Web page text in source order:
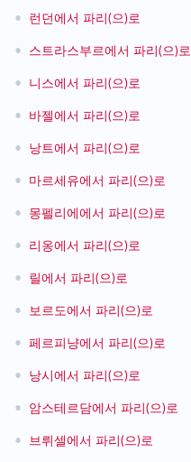
• 런던에서 파리(으)로
• 스트라스부르에서 파리(으)로
• 니스에서 파리(으)로
• 바젤에서 파리(으)로
• 낭트에서 파리(으)로
• 마르세유에서 파리(으)로
• 몽펠리에에서 파리(으)로
• 리옹에서 파리(으)로
• 릴에서 파리(으)로
• 보르도에서 파리(으)로
• 페르피냥에서 파리(으)로
• 낭시에서 파리(으)로
• 암스테르담에서 파리(으)로
• 브뤼셀에서 파리(으)로